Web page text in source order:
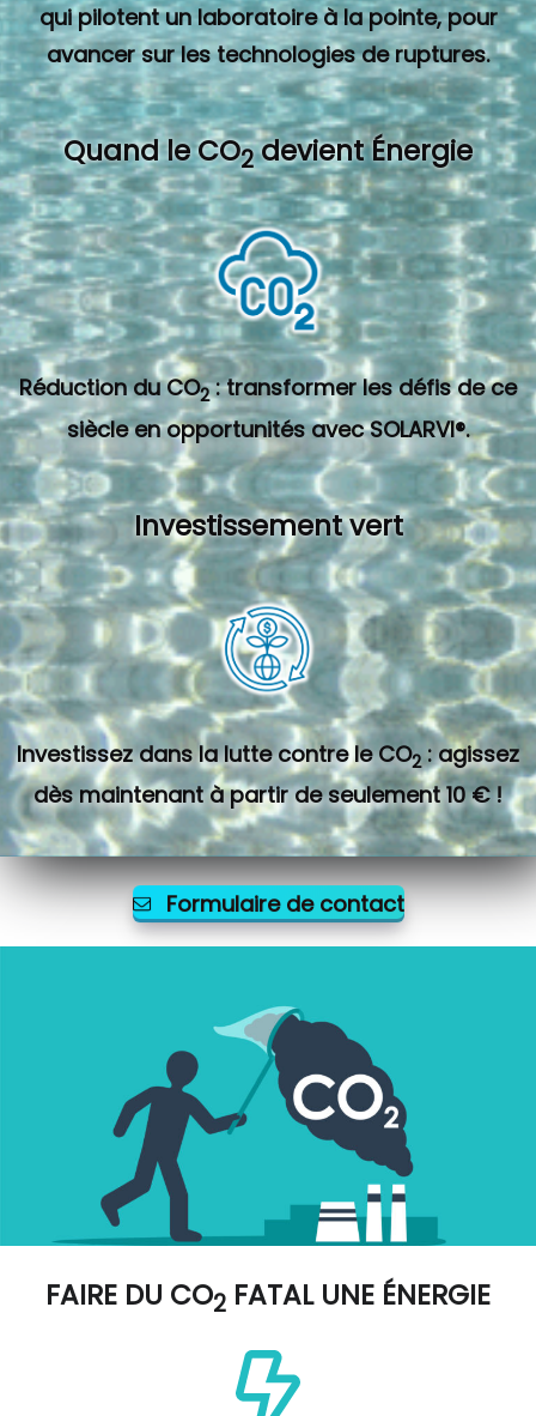
qui pilotent un laboratoire à la pointe, pour
avancer sur les technologies de ruptures.
Quand le CO2devient Énergie
Réduction du CO2 : transformer les défis de ce
siècle en opportunités avec SOLARVI®.
Investissement vert
Investissez dans la lutte contre le CO2 : agissez
dès maintenant à partir de seulement 10 € !
Formulaire de contact
FAIRE DU CO2 FATAL UNE ÉNERGIE